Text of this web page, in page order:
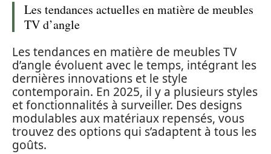
Les tendances actuelles en matière de meubles
TV d’angle
Les tendances en matière de meubles TV
d’angle évoluent avec le temps, intégrant les
dernières innovations et le style
contemporain. En 2025, il y a plusieurs styles
et fonctionnalités à surveiller. Des designs
modulables aux matériaux repensés, vous
trouvez des options qui s’adaptent à tous les
goûts.